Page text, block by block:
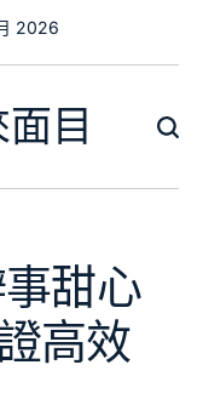
2026
目
甜心
高效